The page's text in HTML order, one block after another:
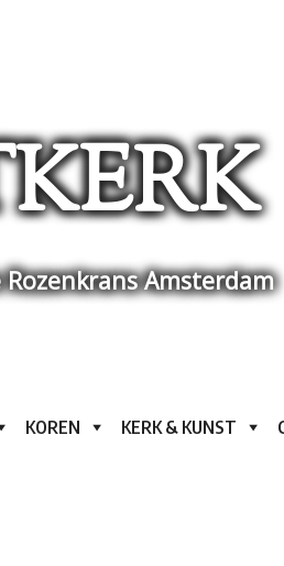
Amsterdam
KOREN KERK & KUNST